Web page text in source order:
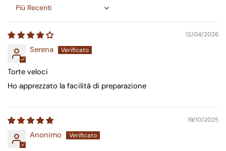
Sort by
12/04/2026
Serena
Torte veloci
Ho apprezzato la facilità di preparazione
19/10/2025
Anonimo